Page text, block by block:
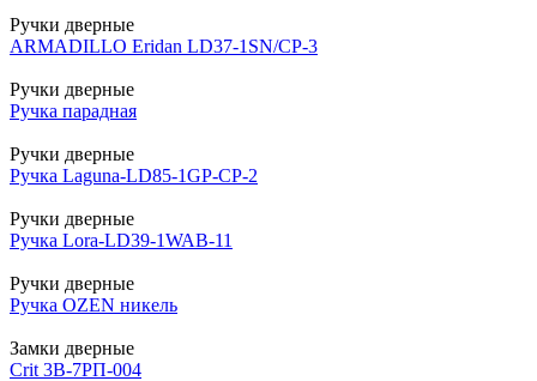
Ручки дверные
ARMADILLO Eridan LD37-1SN/CP-3
Ручки дверные
Ручка парадная
Ручки дверные
Ручка Laguna-LD85-1GP-CP-2
Ручки дверные
Ручка Lora-LD39-1WAB-11
Ручки дверные
Ручка OZEN никель
Замки дверные
Crit 3В-7РП-004